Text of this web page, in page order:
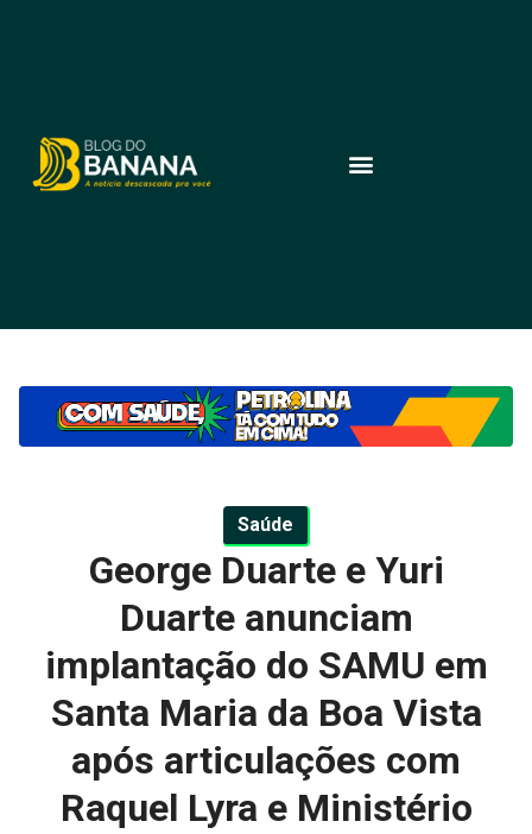
Saúde
George Duarte e Yuri
Duarte anunciam
implantação do SAMU em
Santa Maria da Boa Vista
após articulações com
Raquel Lyra e Ministério